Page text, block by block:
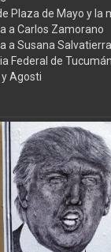
Plaza de Mayo y la
a Carlos Zamorano
a Susana Salvatierra
Federal de
Agosti